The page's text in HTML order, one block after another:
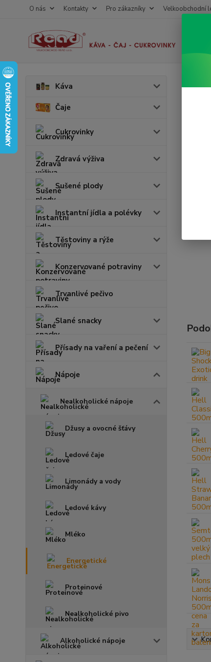
O nás Kontakty Pro zákazníky Velkoobchodní
Káva
Čaje
Cukrovinky
Zdravá výživa
Sušené plody
Instantní jídla a polévky
Těstoviny a rýže
Konzervované potraviny
Trvanlivé pečivo
Slané snacky
Přísady na vaření a pečení
Nápoje
Nealkoholické nápoje
Džusy a ovocné šťávy
Ledové čaje
Limonády a vody
Ledové kávy
Mléko
Energetické
Proteinové
Nealkoholické pivo
Alkoholické nápoje